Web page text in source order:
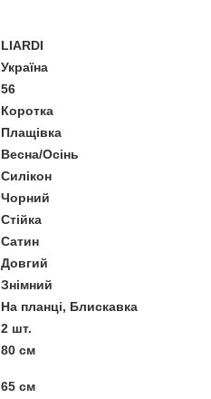
LIARDI
Україна
56
Коротка
Плащівка
Весна/Осінь
Силікон
Чорний
Стійка
Сатин
Довгий
Знімний
На планці, Блискавка
2 шт.
80 см
65 см